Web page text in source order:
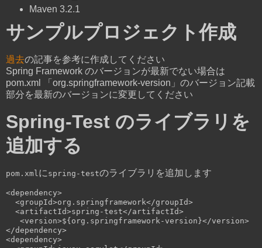
Maven 3.2.1
サンプルプロジェクト作成
過去の記事を参考に作成してください
Spring Framework のバージョンが最新でない場合は
pom.xml 「org.springframework-version」のバージョン記載
部分を最新のバージョンに変更してください
Spring-Test のライブラリを
追加する
pom.xml に spring-testのライブラリを追加します
<dependency>
<groupId>org.springframework</groupId>
<artifactId>spring-test</artifactId>
<version>${org.springframework-version}</version>
</dependency>
<dependency>